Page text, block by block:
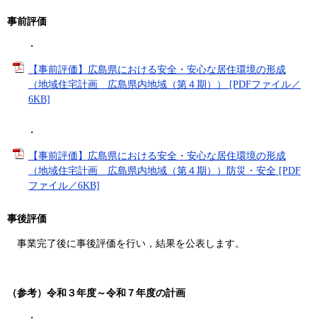
事前評価
・
【事前評価】広島県における安全・安心な居住環境の形成
（地域住宅計画 広島県内地域（第４期）） [PDFファイル／
6KB]
・
【事前評価】広島県における安全・安心な居住環境の形成
（地域住宅計画 広島県内地域（第４期））防災・安全 [PDF
ファイル／6KB]
事後評価
事業完了後に事後評価を行い，結果を公表します。
（参考）令和３年度～令和７年度の計画
・​